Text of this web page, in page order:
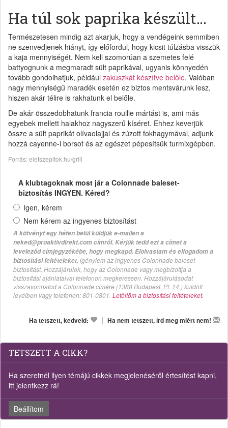
Ha túl sok paprika készült…
Természetesen mindig azt akarjuk, hogy a vendégeink semmiben
ne szenvedjenek hiányt, így előfordul, hogy kicsit túlzásba visszük
a kaja mennyiségét. Nem kell szomorúan a szemetes felé
battyognunk a megmaradt sült paprikával, ugyanis könnyedén
tovább gondolhatjuk, például zakuszkát készítve belőle. Valóban
nagy mennyiségű maradék esetén ez biztos mentsvárunk lesz,
hiszen akár télire is rakhatunk el belőle.
De akár összedobhatunk francia rouille mártást is, ami más
egyebek mellett halakhoz nagyszerű kíséret. Ehhez keverjük
össze a sült paprikát olívaolajjal és zúzott fokhagymával, adjunk
hozzá cayenne-i borsot és az egészet pépesítsük turmixgépben.
Forrás: eletszepitok.hu/grill
A klubtagoknak most jár a Colonnade baleset-
biztosítás INGYEN. Kéred?
Igen, kérem
Nem kérem az ingyenes biztosítást
A kötvényt egy héten belül küldjük e-mailen a
neked@proaktivdirekt.com címről. Kérjük tedd ezt a címet a
leveleződ címjegyzékébe, hogy megkapd. Elolvastam és elfogadom a
biztosítási feltételeket, igénylem az ingyenes Colonnade baleset-
biztosítást. Hozzájárulok, hogy az Colonnade vagy megbízottja a
biztosítási ajánlataival telefonon megkeressen. Hozzájárulásodat
visszavonhatod a Colonnade címére (1388 Budapest, Pf. 14.) küldött
levélben vagy telefonon: 801-0801. Letöltöm a biztosítási feltételeket.
Ha tetszett, kedveld: | Ha nem tetszett, írd meg miért nem!
TETSZETT A CIKK?
Ha szeretnél ilyen témájú cikkek megjelenéséről értesítést kapni,
itt jelentkezz rá!
Beállítom